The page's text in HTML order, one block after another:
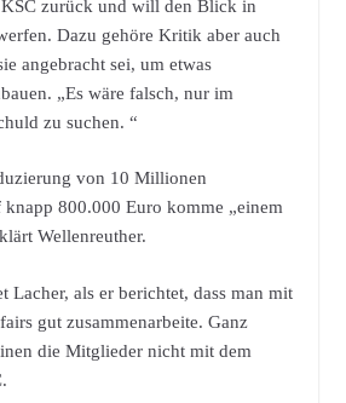
KSC zurück und will den Blick in
Dazu gehöre Kritik aber auch
angebracht sei, um etwas
„Es wäre falsch, nur im
zu suchen. “
von 10 Millionen
knapp 800.000 Euro komme „einem
Wellenreuther.
Lacher, als er berichtet, dass man mit
gut zusammenarbeite. Ganz
die Mitglieder nicht mit dem